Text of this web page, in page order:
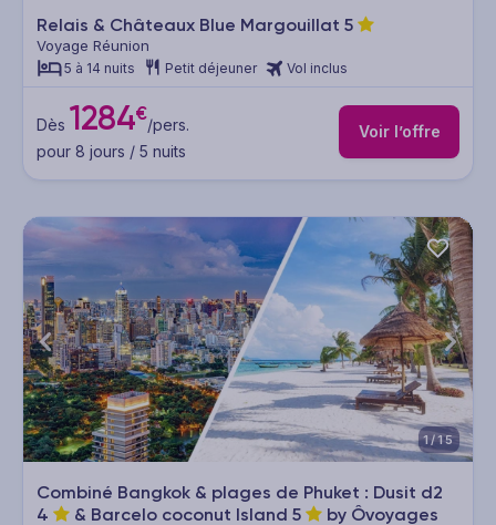
Relais & Châteaux Blue Margouillat 5
Voyage Réunion
5 à 14 nuits Petit déjeuner Vol inclus
Dès 1284€/pers.
pour 8 jours / 5 nuits
Voir l’offre
1/15
Combiné Bangkok & plages de Phuket : Dusit d2
4
& Barcelo coconut Island 5 by Ôvoyages